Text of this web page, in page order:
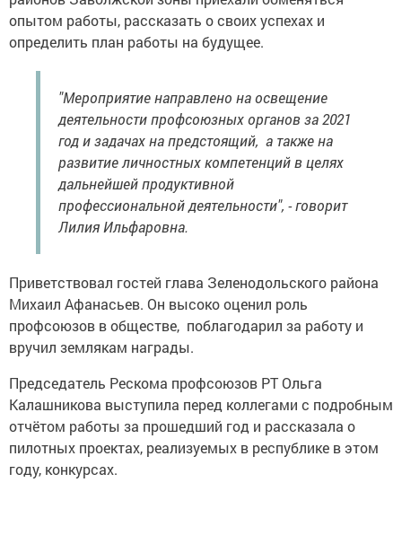
опытом работы, рассказать о своих успехах и
определить план работы на будущее.
"Мероприятие направлено на освещение
деятельности профсоюзных органов за 2021
год и задачах на предстоящий, а также на
развитие личностных компетенций в целях
дальнейшей продуктивной
профессиональной деятельности", - говорит
Лилия Ильфаровна.
Приветствовал гостей глава Зеленодольского района
Михаил Афанасьев. Он высоко оценил роль
профсоюзов в обществе, поблагодарил за работу и
вручил землякам награды.
Председатель Рескома профсоюзов РТ Ольга
Калашникова выступила перед коллегами с подробным
отчётом работы за прошедший год и рассказала о
пилотных проектах, реализуемых в республике в этом
году, конкурсах.